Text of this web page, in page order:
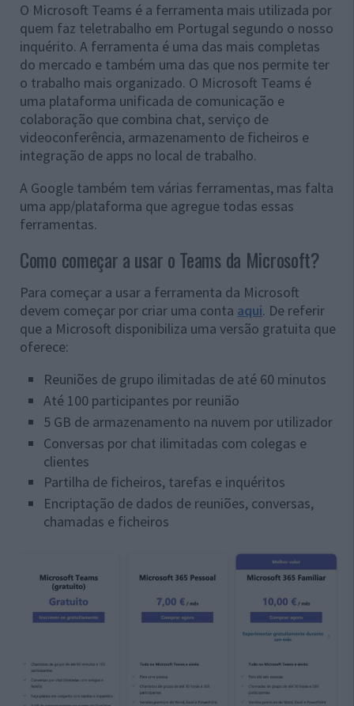
O Microsoft Teams é a ferramenta mais utilizada por
quem faz teletrabalho em Portugal segundo o nosso
inquérito. A ferramenta é uma das mais completas
do mercado e também uma das que nos permite ter
o trabalho mais organizado. O Microsoft Teams é
uma plataforma unificada de comunicação e
colaboração que combina chat, serviço de
videoconferência, armazenamento de ficheiros e
integração de apps no local de trabalho.
A Google também tem várias ferramentas, mas falta
uma app/plataforma que agregue todas essas
ferramentas.
Como começar a usar o Teams da Microsoft?
Para começar a usar a ferramenta da Microsoft
devem começar por criar uma conta aqui. De referir
que a Microsoft disponibiliza uma versão gratuita que
oferece:
Reuniões de grupo ilimitadas de até 60 minutos
Até 100 participantes por reunião
5 GB de armazenamento na nuvem por utilizador
Conversas por chat ilimitadas com colegas e
clientes
Partilha de ficheiros, tarefas e inquéritos
Encriptação de dados de reuniões, conversas,
chamadas e ficheiros